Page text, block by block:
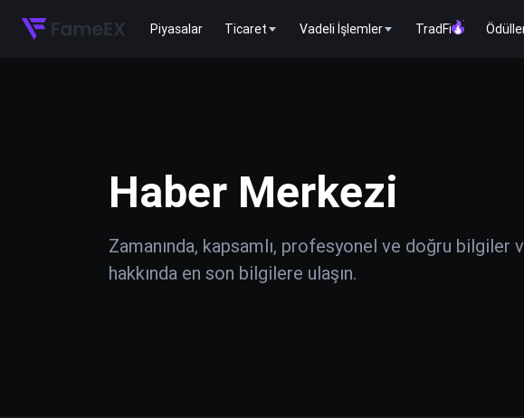
Piyasalar Ticaret Vadeli İşlemler TradFi
Haber Merkezi
Zamanında, kapsamlı, profesyonel ve doğru
hakkında en son bilgilere ulaşın.